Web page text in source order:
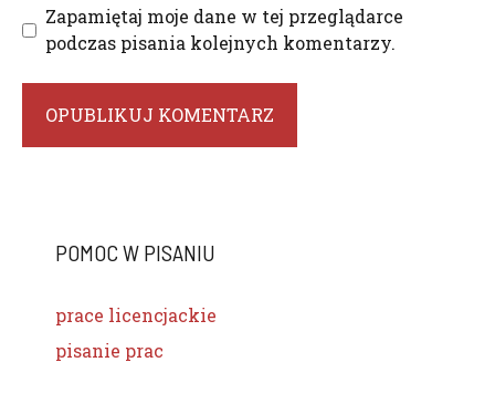
Zapamiętaj moje dane w tej przeglądarce
podczas pisania kolejnych komentarzy.
POMOC W PISANIU
prace licencjackie
pisanie prac